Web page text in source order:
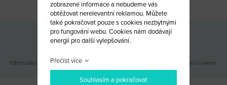
Odběr novinek
Obchodní podmínky| Webové stránky ©2026 PANKREA Nastavení cookies
zobrazené informace a nebudeme vás
obtěžovat nerelevantní reklamou. Můžete
také pokračovat pouze s cookies nezbytnými
pro fungování webu. Cookies nám dodávají
energii pro další vylepšování.
Přečíst více
Souhlasím a pokračovat